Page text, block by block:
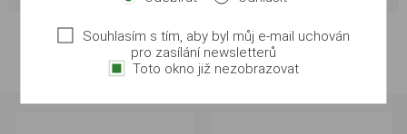
Souhlasím s tím, aby byl můj e-mail uchován
pro zasílání newsletterů
Toto okno již nezobrazovat